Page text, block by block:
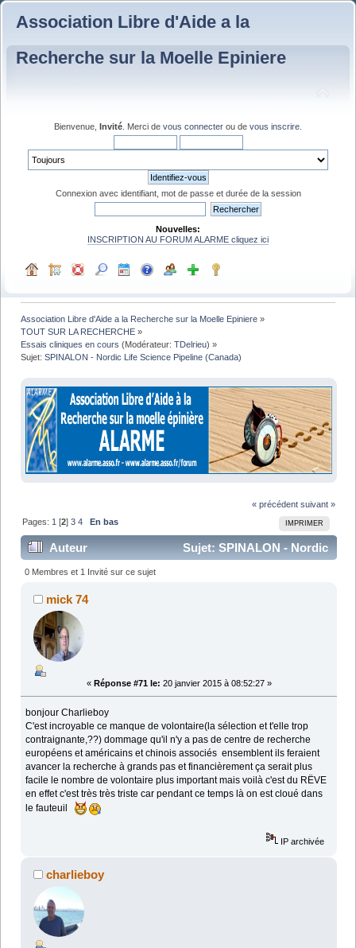
Association Libre d'Aide a la
Recherche sur la Moelle Epiniere
Bienvenue, Invité . Merci de vous connecter ou de vous inscrire
Connexion avec identifiant, mot de passe et durée de la session
Nouvelles:
INSCRIPTION AU FORUM ALARME cliquez ici
Association Libre d'Aide a la Recherche sur la Moelle Epiniere »
TOUT SUR LA RECHERCHE »
Essais cliniques en cours (Modérateur:TDelrieu) »
Sujet:SPINALON - Nordic Life Science Pipeline (Canada)
« précédent suivant »
IMPRIMER
Pages: 1 [2]3 4 En bas
Auteur
Sujet: SPINALON - Nordic
Life Science Pipeline (Canada) (Lu 105185 fois)
0 Membres et 1 Invité sur ce sujet
mick 74
« Réponse #71 le: 20 janvier 2015 à 08:52:27 »
bonjour Charlieboy
C'est incroyable ce manque de volontaire(la sélection et t'elle trop
contraignante,??) dommage qu'il n'y a pas de centre de recherche
européens et américains et chinois associés ensemblent ils feraient
avancer la recherche à grands pas et financièrement ça serait plus
facile le nombre de volontaire plus important mais voilà c'est du RËVE
en effet c'est très très triste car pendant ce temps là on est cloué dans
le fauteuil
IP archivée
charlieboy